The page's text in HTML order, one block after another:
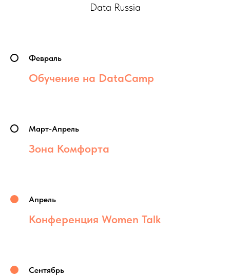
Data Russia
Февраль
Обучение на DataCamp
Март-Апрель
Зона Комфорта
Апрель
Конференция Women Talk
Сентябрь